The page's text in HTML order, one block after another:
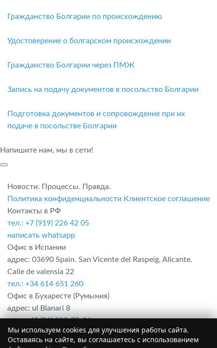
Гражданство Болгарии по происхождению
Удостоверение о болгарском происхождении
Гражданство Болгарии через ПМЖ
Запись на подачу документов в посольство Болгарии
Подготовка документов и сопровождение при их
подаче в посольстве Болгарии
Напишите нам, мы в сети!
Новости. Процессы. Правда.
Политика конфиденциальности Клиентское соглашение
Контакты в РФ
тел.: +7 (919) 226 42 05
написать whatsapp
Офис в Испании
адрес: 03690 Spain. San Vicente del Raspeig, Alicante.
Calle de valensia 22
тел.: +34 614 651 260
Офис в Бухаресте (Румыния)
адрес: ul Blanari 8
тел.: +40 (31) 229-70-96
Офис в Болгарии
адрес: Область Бургас. г. Несебыр. Комплекс Mesembria
Мы используем cookies для улучшения работы сайта.
Оставаясь на сайте, вы соглашаетесь с использованием